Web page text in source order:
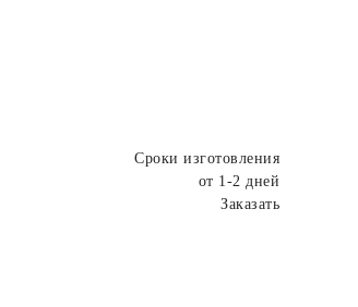
Сроки изготовления
от 1-2 дней
Заказать